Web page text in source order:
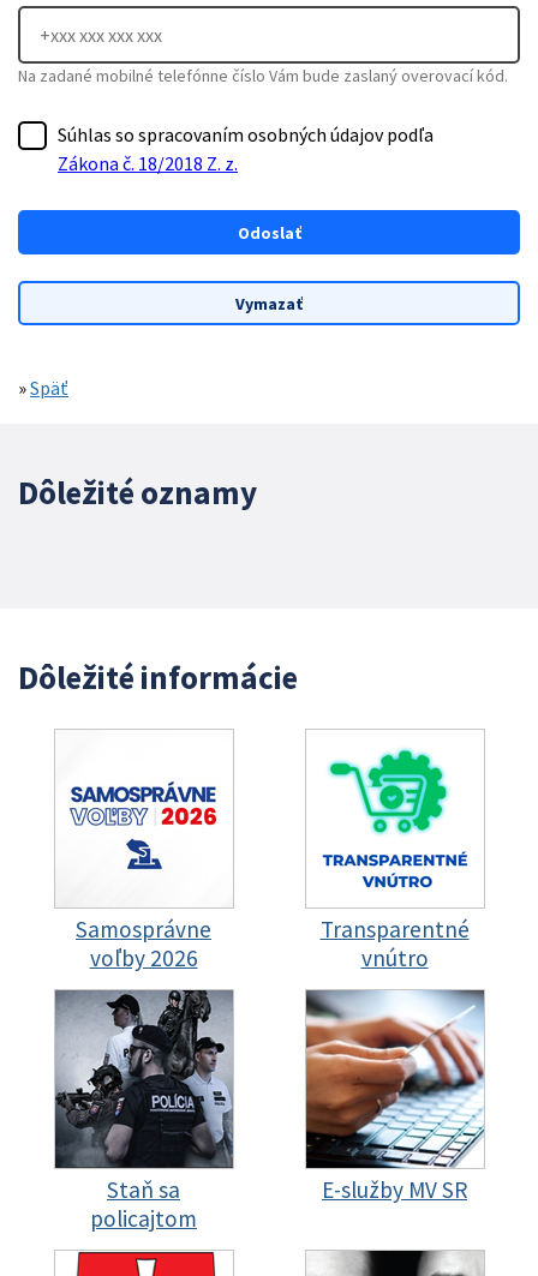
Na zadané mobilné telefónne číslo Vám bude zaslaný overovací kód.
Súhlas so spracovaním osobných údajov podľa
Zákona č. 18/2018 Z. z.
»Späť
Dôležité oznamy
Dôležité informácie
Samosprávne
voľby 2026
Transparentné
vnútro
Staň sa
policajtom
E-služby MV SR